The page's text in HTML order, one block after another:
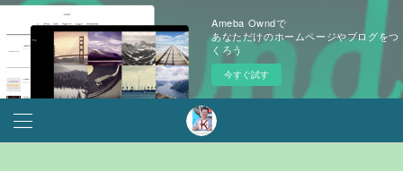
Ameba Owndで
あなただけのホームページやブログをつ
くろう
今すぐ試す